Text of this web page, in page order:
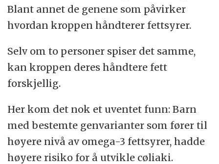
Blant annet de genene som påvirker
hvordan kroppen håndterer fettsyrer.
Selv om to personer spiser det samme,
kan kroppen deres håndtere fett
forskjellig.
Her kom det nok et uventet funn: Barn
med bestemte genvarianter som fører til
høyere nivå av omega-3 fettsyrer, hadde
høyere risiko for å utvikle cøliaki.